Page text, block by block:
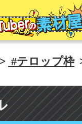
> #テロップ枠